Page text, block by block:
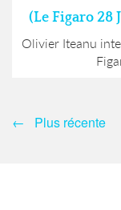
(Le Figaro 28
Olivier Iteanu
← Plus récente